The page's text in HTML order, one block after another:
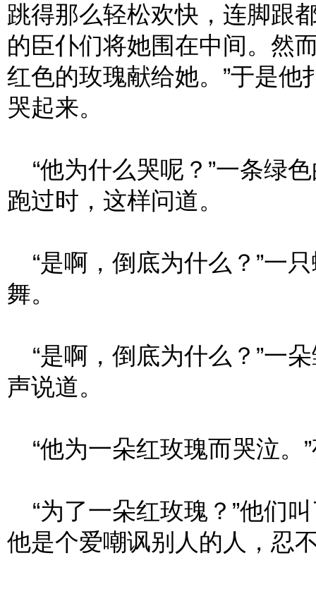
跳得那么轻松欢快，连脚跟
的臣仆们将她围在中间。然
红色的玫瑰献给她。”于是
哭起来。
“他为什么哭呢？”一条绿
跑过时，这样问道。
“是啊，倒底为什么？”一
舞。
“是啊，倒底为什么？”一
声说道。
“他为一朵红玫瑰而哭泣。
“为了一朵红玫瑰？”他们
他是个爱嘲讽别人的人，忍